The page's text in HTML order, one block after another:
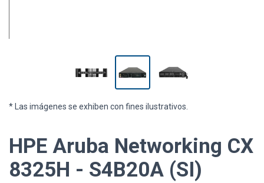
* Las imágenes se exhiben con fines ilustrativos.
HPE Aruba Networking CX
8325H - S4B20A (SI)